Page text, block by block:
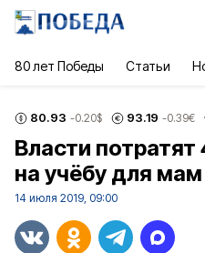
80 лет Победы Статьи
80.93 -0.20$ 93.19 -0.39€
Власти
на учёбу для
14 июля 2019, 09:00